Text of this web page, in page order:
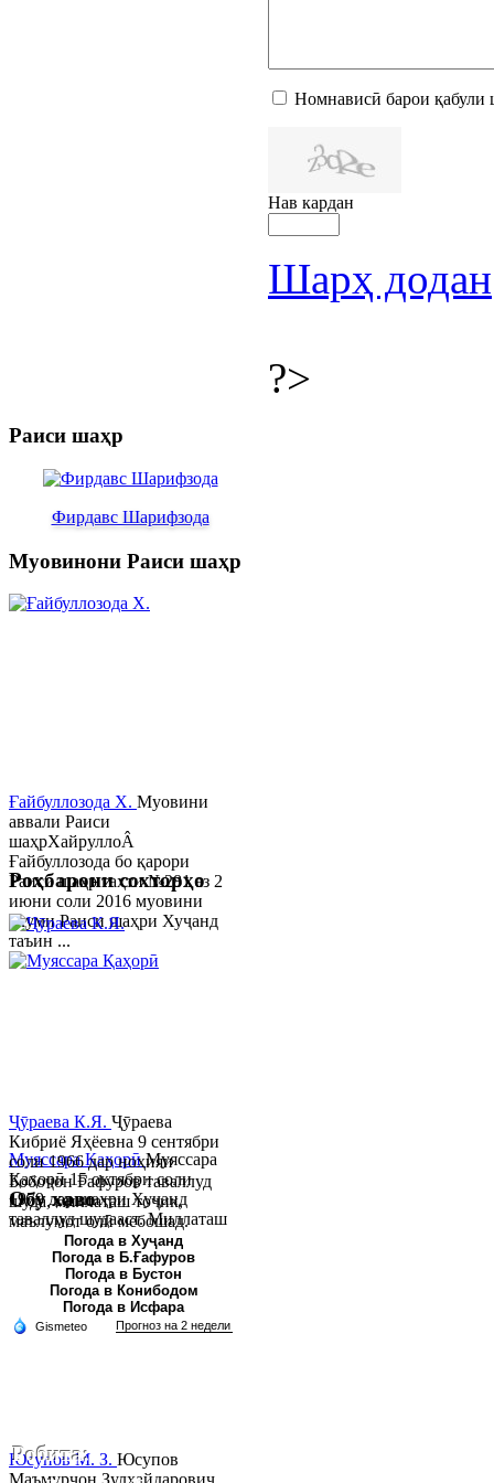
Номнависӣ барои қабули
Нав кардан
Шарҳ додан
?>
Раиси шаҳр
Фирдавс Шарифзода
Муовинони Раиси шаҳр
Ғайбуллозода Х. Муовини
аввали Раиси
шаҳрХайруллоÂ
Ғайбуллозода бо қарори
Раиси шаҳр таҳти №281 аз 2
июни соли 2016 муовини
якуми Раиси шаҳри Хуҷанд
таъин ...
Муяссара ҚаҳорӣМуяссара
Қаҳорӣ 15 октябри соли
1979 дар шаҳри Хуҷанд
таваллуд шудааст. Миллаташ
тоҷик. Маълумот олӣ. Соли
2002 Донишгоҳи давлатии
Хуҷанд ба...
Роҳбарони сохторҳо
Ҷӯраева К.Я. Ҷӯраева
Кибриё Яҳёевна 9 сентябри
соли 1966 дар ноҳияи
Бобоҷон Ғафуров таваллуд
шуда, миллаташ тоҷик,
маълумот олӣ мебошад.
Соли 1997 Донишг...
Юсупов М. З. Юсупов
Маъмурҷон Зулҳайдарович
Обу хаво
Погода в Хуҷанд
Погода в Б.Ғафуров
Погода в Бустон
Погода в Конибодом
Погода в Исфара
Робита: